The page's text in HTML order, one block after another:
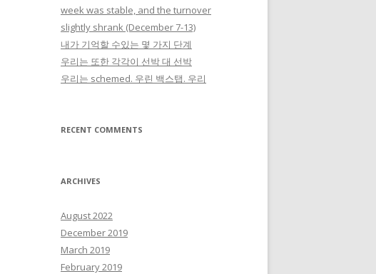
week was stable, and the turnover
slightly shrank (December 7-13)
내가 기억할 수있는 몇 가지 단계
우리는 또한 각각이 선박 대 선박
우리는 schemed. 우린 백스탭. 우리
RECENT COMMENTS
ARCHIVES
August 2022
December 2019
March 2019
February 2019